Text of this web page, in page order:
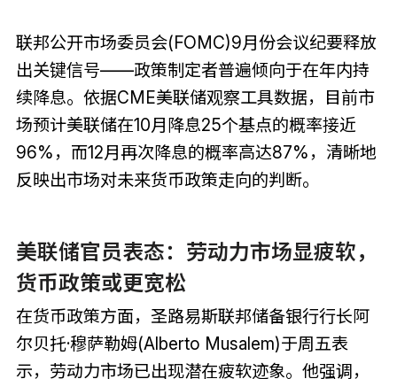
联邦公开市场委员会(FOMC)9月份会议纪要释放
出关键信号——政策制定者普遍倾向于在年内持
续降息。依据CME美联储观察工具数据，目前市
场预计美联储在10月降息25个基点的概率接近
96%，而12月再次降息的概率高达87%，清晰地
反映出市场对未来货币政策走向的判断。
美联储官员表态：劳动力市场显疲软，
货币政策或更宽松
在货币政策方面，圣路易斯联邦储备银行行长阿
尔贝托·穆萨勒姆(Alberto Musalem)于周五表
示，劳动力市场已出现潜在疲软迹象。他强调，